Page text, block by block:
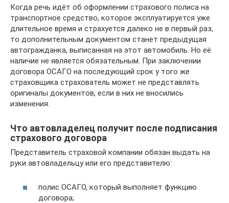
Когда речь идёт об оформлении страхового полиса на
транспортное средство, которое эксплуатируется уже
длительное время и страхуется далеко не в первый раз,
то дополнительным документом станет предыдущая
автогражданка, выписанная на этот автомобиль. Но её
наличие не является обязательным. При заключении
договора ОСАГО на последующий срок у того же
страховщика страхователь может не представлять
оригиналы документов, если в них не вносились
изменения.
Что автовладелец получит после подписания
страхового договора
Представитель страховой компании обязан выдать на
руки автовладельцу или его представителю:
полис ОСАГО, который выполняет функцию
договора;